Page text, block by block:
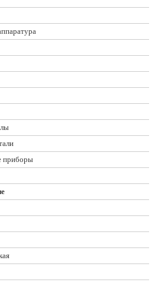
приборы